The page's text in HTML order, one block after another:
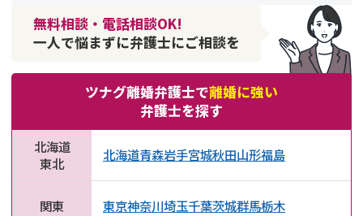
無料相談・電話相談OK!
一人で悩まずに弁護士にご相談を
ツナグ離婚弁護士で離婚に強い
弁護士を探す
北海道
東北
北海道青森岩手宮城秋田山形福島
関東 東京神奈川埼玉千葉茨城群馬栃木